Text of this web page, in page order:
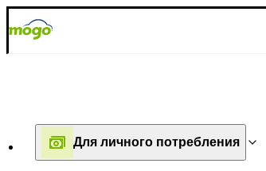
Для личного потребления